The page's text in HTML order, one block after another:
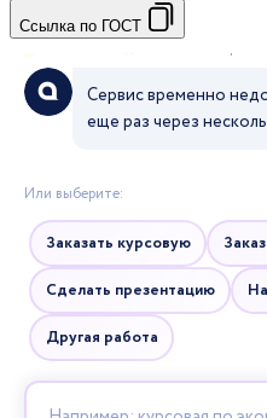
Ссылка по ГОСТ